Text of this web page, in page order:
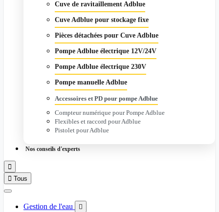
Cuve de ravitaillement Adblue
Cuve Adblue pour stockage fixe
Pièces détachées pour Cuve Adblue
Pompe Adblue électrique 12V/24V
Pompe Adblue électrique 230V
Pompe manuelle Adblue
Accessoires et PD pour pompe Adblue
Compteur numérique pour Pompe Adblue
Flexibles et raccord pour Adblue
Pistolet pour Adblue
Nos conseils d'experts

 Tous
Gestion de l'eau 